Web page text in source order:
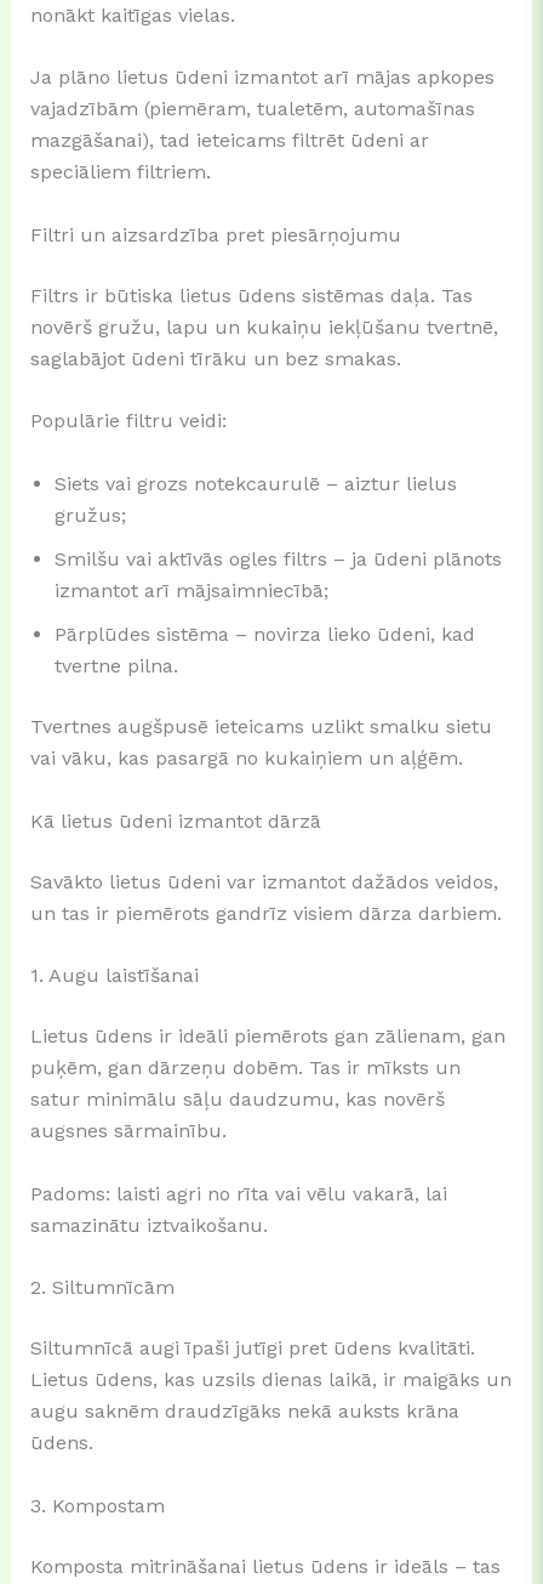
nonākt kaitīgas vielas.
Ja plāno lietus ūdeni izmantot arī mājas apkopes
vajadzībām (piemēram, tualetēm, automašīnas
mazgāšanai), tad ieteicams filtrēt ūdeni ar
speciāliem filtriem.
Filtri un aizsardzība pret piesārņojumu
Filtrs ir būtiska lietus ūdens sistēmas daļa. Tas
novērš gružu, lapu un kukaiņu iekļūšanu tvertnē,
saglabājot ūdeni tīrāku un bez smakas.
Populārie filtru veidi:
Siets vai grozs notekcaurulē – aiztur lielus
gružus;
Smilšu vai aktīvās ogles filtrs – ja ūdeni plānots
izmantot arī mājsaimniecībā;
Pārplūdes sistēma – novirza lieko ūdeni, kad
tvertne pilna.
Tvertnes augšpusē ieteicams uzlikt smalku sietu
vai vāku, kas pasargā no kukaiņiem un aļģēm.
Kā lietus ūdeni izmantot dārzā
Savākto lietus ūdeni var izmantot dažādos veidos,
un tas ir piemērots gandrīz visiem dārza darbiem.
1. Augu laistīšanai
Lietus ūdens ir ideāli piemērots gan zālienam, gan
puķēm, gan dārzeņu dobēm. Tas ir mīksts un
satur minimālu sāļu daudzumu, kas novērš
augsnes sārmainību.
Padoms: laisti agri no rīta vai vēlu vakarā, lai
samazinātu iztvaikošanu.
2. Siltumnīcām
Siltumnīcā augi īpaši jutīgi pret ūdens kvalitāti.
Lietus ūdens, kas uzsils dienas laikā, ir maigāks un
augu saknēm draudzīgāks nekā auksts krāna
ūdens.
3. Kompostam
Komposta mitrināšanai lietus ūdens ir ideāls – tas